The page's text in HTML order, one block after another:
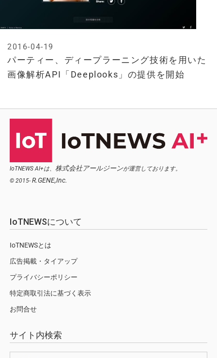
パーティー、ディープラーニング技術を用いた
画像解析API「Deeplooks」の提供を開始
2016-04-19
IoTNEWS AI+は、 株式会社アールジーンが運営しております。
© 2015- R.GENE,Inc.
IoTNEWSについて
IoTNEWSとは
広告掲載・タイアップ
プライバシーポリシー
特定商取引法に基づく表示
お問合せ
サイト内検索